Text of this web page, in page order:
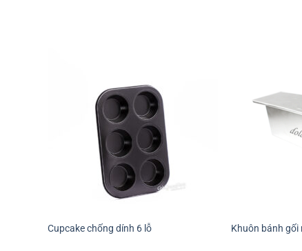
Cupcake chống dính 6 lỗ Khuôn bánh gối